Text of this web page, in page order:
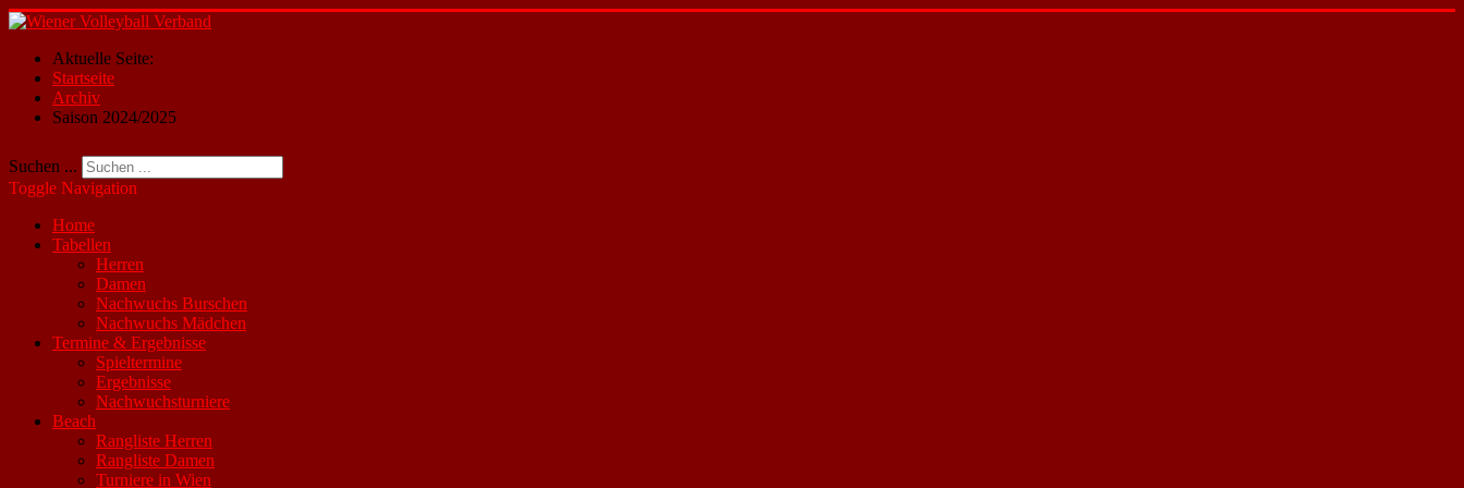
Aktuelle Seite:
Startseite
Archiv
Saison 2024/2025
Suchen ...
Toggle Navigation
Home
Tabellen
Herren
Damen
Nachwuchs Burschen
Nachwuchs Mädchen
Termine & Ergebnisse
Spieltermine
Ergebnisse
Nachwuchsturniere
Beach
Rangliste Herren
Rangliste Damen
Turniere in Wien